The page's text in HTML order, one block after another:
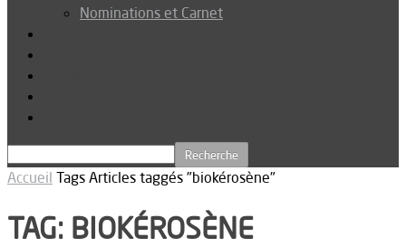
Nominations et Carnet
Accueil Tags Articles taggés "biokérosène"
TAG: BIOKÉROSÈNE